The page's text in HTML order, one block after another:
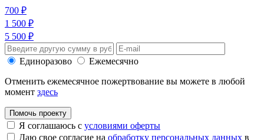
700 ₽
1 500 ₽
5 500 ₽
Единоразово
Ежемесячно
Отменить ежемесячное пожертвование вы можете в любой
момент здесь
Помочь проекту
Я соглашаюсь с условиями оферты
Даю свое согласие на обработку персональных данных в